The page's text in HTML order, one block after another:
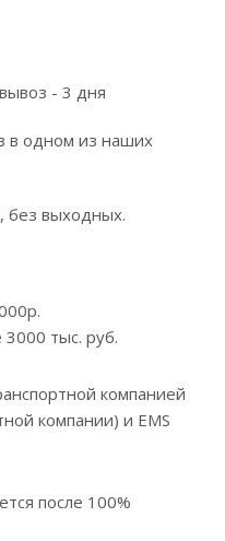
- 3 дня
в одном из наших
без выходных.
тыс. руб.
компанией
компании) и EMS
после 100%